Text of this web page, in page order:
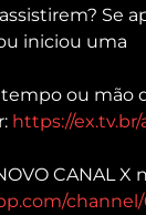
Se
iniciou uma
ou mão
https://
CANAL X
channel/